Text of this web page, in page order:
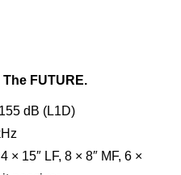
FUTURE.
dB (L1D)
× 15″ LF, 8 × 8″ MF, 6 ×